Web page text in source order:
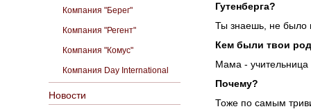
Компания "Берег"
Компания "Регент"
Компания "Комус"
Компания Day International
Новости
Гутенберга?
Ты знаешь, не было
Кем были твои
Мама -
Почему?
Тоже по самым